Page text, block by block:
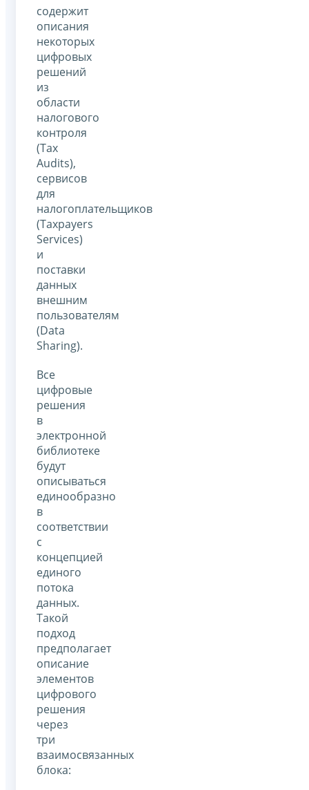
содержит
описания
некоторых
цифровых
решений
из
области
налогового
контроля
(Tax
Audits),
сервисов
для
налогоплательщиков
(Taxpayers
Services)
и
поставки
данных
внешним
пользователям
(Data
Sharing).
Все
цифровые
решения
в
электронной
библиотеке
будут
описываться
единообразно
в
соответствии
с
концепцией
единого
потока
данных.
Такой
подход
предполагает
описание
элементов
цифрового
решения
через
три
взаимосвязанных
блока: